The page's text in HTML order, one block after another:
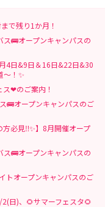
で残り1か月！
ス🚌オープンキャンパスの
4日&9日＆16日&22日&30
～！✨
ス❤のご案内！
🚌オープンキャンパスのご
方必見‼✨】8月開催オープ
ス🚌オープンキャンパスの
トオープンキャンパスのご
日)、🌻サマーフェスタ🌻